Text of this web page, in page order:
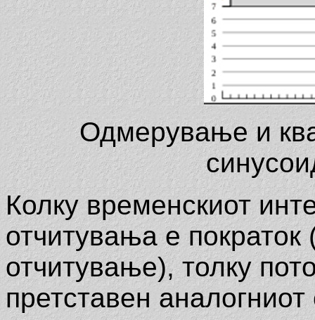
Одмерување и
Колку временскиот
отчитувања е
отчитување), толку
претставен